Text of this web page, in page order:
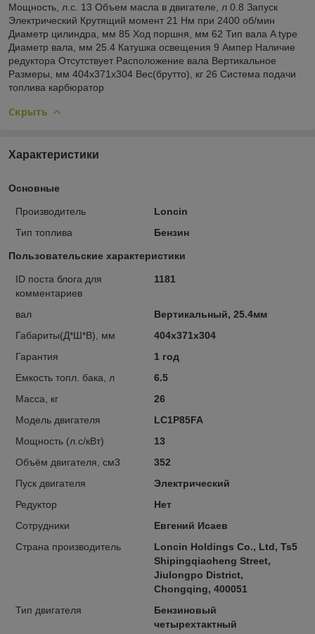
Мощность, л.с. 13 Объем масла в двигателе, л 0.8 Запуск
Электрический Крутящий момент 21 Нм при 2400 об/мин
Диаметр цилиндра, мм 85 Ход поршня, мм 62 Тип вала A type
Диаметр вала, мм 25.4 Катушка освещения 9 Ампер Наличие
редуктора Отсутствует Расположение вала Вертикальное
Размеры, мм 404x371x304 Вес(брутто), кг 26 Система подачи
топлива карбюратор
Скрыть
Характеристики
Основные
Производитель
Loncin
Тип топлива
Бензин
Пользовательские характеристики
ID поста блога для
комментариев
1181
вал
Вертикальный, 25.4мм
Габариты(Д*Ш*В), мм
404х371х304
Гарантия
1 год
Емкость топл. бака, л
6.5
Масса, кг
26
Модель двигателя
LC1P85FA
Мощность (л.с/кВт)
13
Объём двигателя, см3
352
Пуск двигателя
Электрический
Редуктор
Нет
Сотрудники
Евгений Исаев
Страна производитель
Loncin Holdings Co., Ltd, Ts5
Shipingqiaoheng Street,
Jiulongpo District,
Chongqing, 400051
Тип двигателя
Бензиновый
четырехтактный